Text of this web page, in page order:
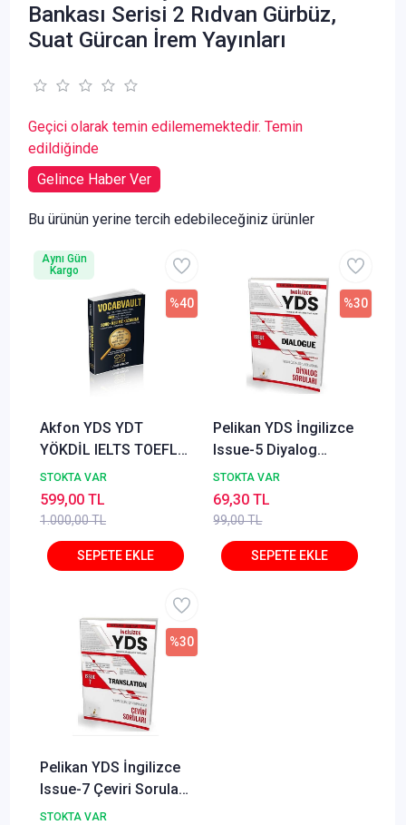
Bankası Serisi 2 Rıdvan Gürbüz,
Suat Gürcan İrem Yayınları
Geçici olarak temin edilememektedir. Temin
edildiğinde
Gelince Haber Ver
Bu ürünün yerine tercih edebileceğiniz ürünler
Akfon YDS YDT
YÖKDİL IELTS TOEFL
VOCABVAULT 1750
Özgün Kelime Sorusu
- İlyas Ersöz
STOKTA VAR
1.000,00 TL
%40
599,00 TL
Aynı Gün
Kargo
Pelikan YDS İngilizce
Issue-5 Diyalog
Soruları Pelikan
Yayınları
STOKTA VAR
99,00 TL
%30
69,30 TL
Pelikan YDS İngilizce
Issue-7 Çeviri Soruları
Pelikan Yayınları
STOKTA VAR
%30